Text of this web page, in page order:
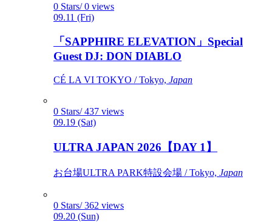
0 Stars/ 0 views
09.11 (Fri)
「SAPPHIRE ELEVATION」Special
Guest DJ: DON DIABLO
CÉ LA VI TOKYO / Tokyo, Japan
0 Stars/ 437 views
09.19 (Sat)
ULTRA JAPAN 2026【DAY 1】
お台場ULTRA PARK特設会場 / Tokyo, Japan
0 Stars/ 362 views
09.20 (Sun)